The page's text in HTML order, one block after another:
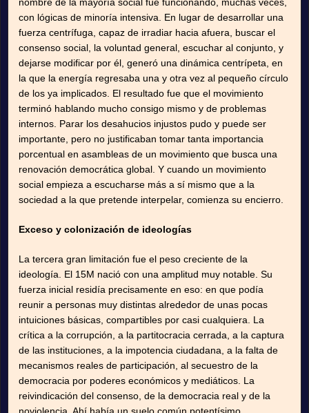
con lógicas de minoría intensiva. En lugar de desarrollar una
fuerza centrífuga, capaz de irradiar hacia afuera, buscar el
consenso social, la voluntad general, escuchar al conjunto, y
dejarse modificar por él, generó una dinámica centrípeta, en
la que la energía regresaba una y otra vez al pequeño círculo
de los ya implicados. El resultado fue que el movimiento
terminó hablando mucho consigo mismo y de problemas
internos. Parar los desahucios injustos pudo y puede ser
importante, pero no justificaban tomar tanta importancia
porcentual en asambleas de un movimiento que busca una
renovación democrática global. Y cuando un movimiento
social empieza a escucharse más a sí mismo que a la
sociedad a la que pretende interpelar, comienza su encierro.
Exceso y colonización de ideologías
La tercera gran limitación fue el peso creciente de la
ideología. El 15M nació con una amplitud muy notable. Su
fuerza inicial residía precisamente en eso: en que podía
reunir a personas muy distintas alrededor de unas pocas
intuiciones básicas, compartibles por casi cualquiera. La
crítica a la corrupción, a la partitocracia cerrada, a la captura
de las instituciones, a la impotencia ciudadana, a la falta de
mecanismos reales de participación, al secuestro de la
democracia por poderes económicos y mediáticos. La
reivindicación del consenso, de la democracia real y de la